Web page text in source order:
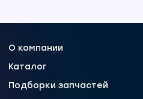
О компании
Каталог
Подборки запчастей